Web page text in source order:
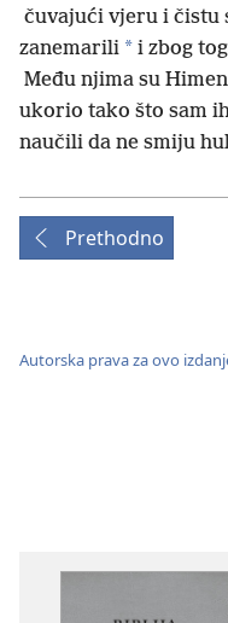
čuvajući vjeru i čistu
zanemarili * i zbog
Među njima su
ukorio tako što sam
naučili da ne smiju
Prethodno
Autorska prava za ovo